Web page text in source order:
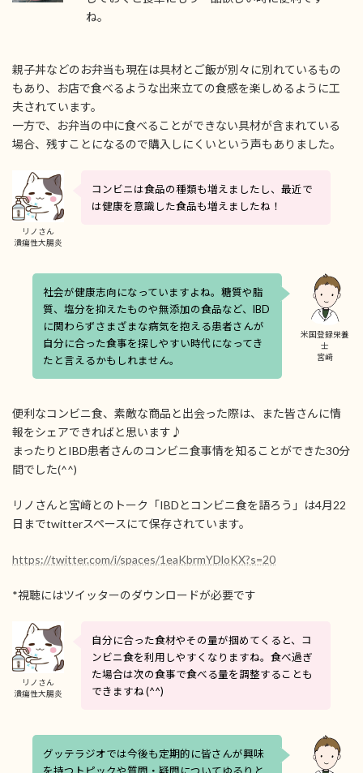
ね。
親子丼などのお弁当も現在は具材とご飯が別々に別れているもの
もあり、お店で食べるような出来立ての食感を楽しめるように工
夫されています。
一方で、お弁当の中に食べることができない具材が含まれている
場合、残すことになるので購入しにくいという声もありました。
リノさん
潰瘍性大腸炎
コンビニは食品の種類も増えましたし、最近で
は健康を意識した食品も増えましたね！
米国登録栄養
士
宮﨑
社会が健康志向になっていますよね。糖質や脂
質、塩分を抑えたものや無添加の食品など、IBD
に関わらずさまざまな病気を抱える患者さんが
自分に合った食事を探しやすい時代になってき
たと言えるかもしれません。
便利なコンビニ食、素敵な商品と出会った際は、また皆さんに情
報をシェアできればと思います♪
まったりとIBD患者さんのコンビニ食事情を知ることができた30分
間でした(^^)
リノさんと宮﨑とのトーク「IBDとコンビニ食を語ろう」は4月22
日までtwitterスペースにて保存されています。
https://twitter.com/i/spaces/1eaKbrmYDloKX?s=20
*視聴にはツイッターのダウンロードが必要です
リノさん
潰瘍性大腸炎
自分に合った食材やその量が掴めてくると、コ
ンビニ食を利用しやすくなりますね。食べ過ぎ
た場合は次の食事で食べる量を調整することも
できますね (^^)
グッテラジオでは今後も定期的に皆さんが興味